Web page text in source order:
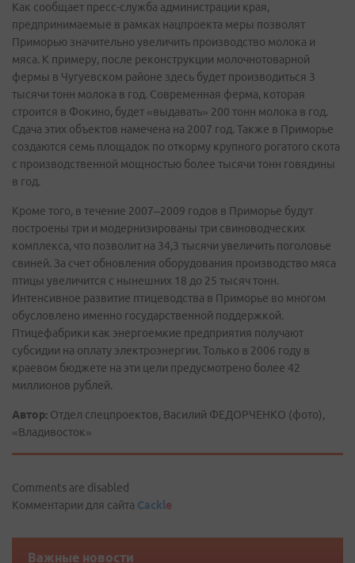
Как сообщает пресс-служба администрации края,
предпринимаемые в рамках нацпроекта меры позволят
Приморью значительно увеличить производство молока и
мяса. К примеру, после реконструкции молочнотоварной
фермы в Чугуевском районе здесь будет производиться 3
тысячи тонн молока в год. Современная ферма, которая
строится в Фокино, будет «выдавать» 200 тонн молока в год.
Сдача этих объектов намечена на 2007 год. Также в Приморье
создаются семь площадок по откорму крупного рогатого скота
с производственной мощностью более тысячи тонн говядины
в год.
Кроме того, в течение 2007–2009 годов в Приморье будут
построены три и модернизированы три свиноводческих
комплекса, что позволит на 34,3 тысячи увеличить поголовье
свиней. За счет обновления оборудования производство мяса
птицы увеличится с нынешних 18 до 25 тысяч тонн.
Интенсивное развитие птицеводства в Приморье во многом
обусловлено именно государственной поддержкой.
Птицефабрики как энергоемкие предприятия получают
субсидии на оплату электроэнергии. Только в 2006 году в
краевом бюджете на эти цели предусмотрено более 42
миллионов рублей.
Автор: Отдел спецпроектов, Василий ФЕДОРЧЕНКО (фото),
«Владивосток»
Comments are disabled
Комментарии для сайта Cackle
Важные новости